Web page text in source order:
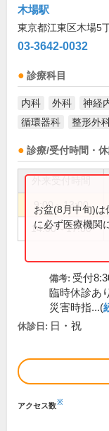
木場駅
東京都江東区木場5
03-3642-0032
診療科目
内科 外科 神経
循環器科
整形外
診療/受付時間・休
9:00～13:00
14:00～17:00
お盆(8月中旬)は
に必ず医療機関
備考: 受付
臨時休診あ
災害時指...(
休診日: 日・祝
アクセス数※